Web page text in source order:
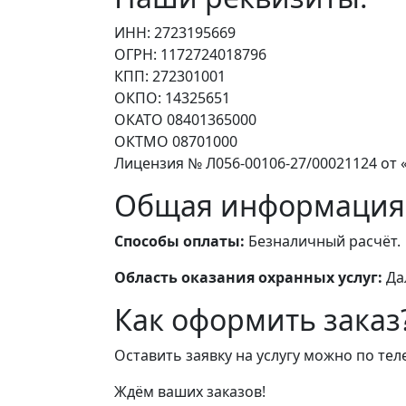
ИНН: 2723195669
ОГРН: 1172724018796
КПП: 272301001
ОКПО: 14325651
ОКАТО 08401365000
ОКТМО 08701000
Лицензия № Л056-00106-27/00021124 от
Общая
Способы оплаты: Безналичный расчёт.
Область оказания охранных услуг:
Как оформить
Оставить заявку на услугу можно по
Ждём ваших заказов!